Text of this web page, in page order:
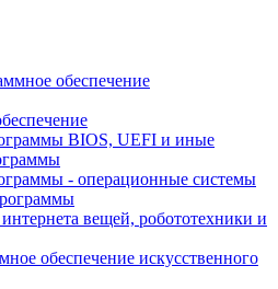
обеспечение
BIOS, UEFI и иные
- операционные системы
вещей, робототехники и
обеспечение искусственного